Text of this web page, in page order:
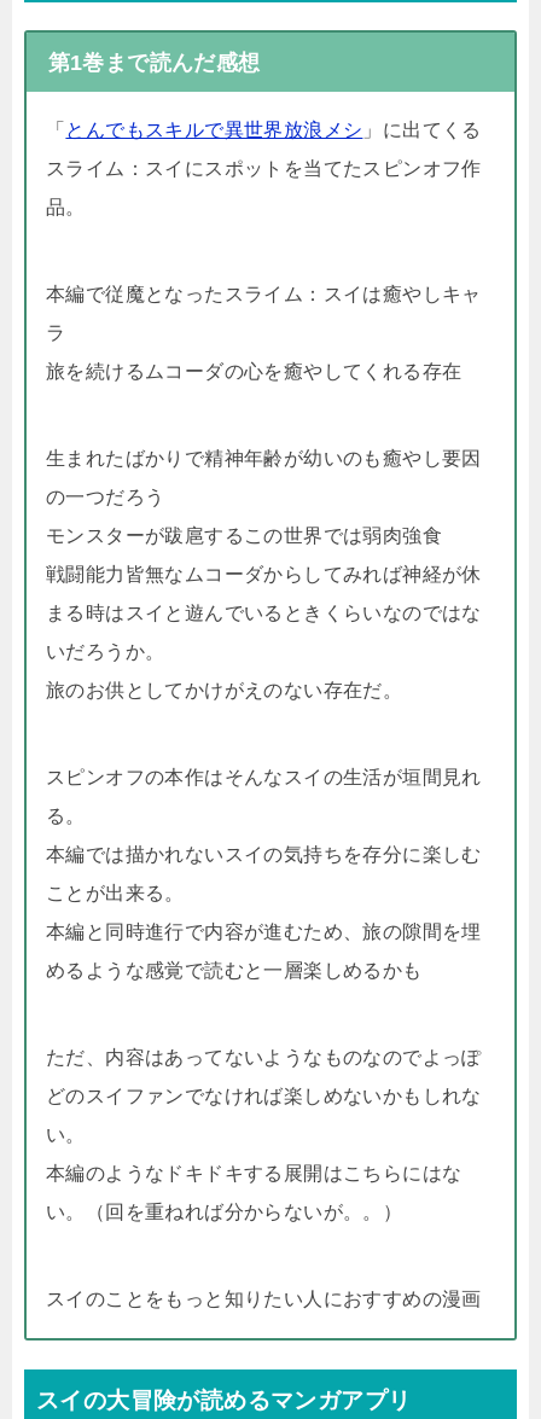
第1巻まで読んだ感想
「 とんでもスキルで異世界放浪メシ 」に出てくる
スライム：スイにスポットを当てたスピンオフ作
品。
本編で従魔となったスライム：スイは癒やしキャ
ラ
旅を続けるムコーダの心を癒やしてくれる存在
生まれたばかりで精神年齢が幼いのも癒やし要因
の一つだろう
モンスターが跋扈するこの世界では弱肉強食
戦闘能力皆無なムコーダからしてみれば神経が休
まる時はスイと遊んでいるときくらいなのではな
いだろうか。
旅のお供としてかけがえのない存在だ。
スピンオフの本作はそんなスイの生活が垣間見れ
る。
本編では描かれないスイの気持ちを存分に楽しむ
ことが出来る。
本編と同時進行で内容が進むため、旅の隙間を埋
めるような感覚で読むと一層楽しめるかも
ただ、内容はあってないようなものなのでよっぽ
どのスイファンでなければ楽しめないかもしれな
い。
本編のようなドキドキする展開はこちらにはな
い。（回を重ねれば分からないが。。）
スイのことをもっと知りたい人におすすめの漫画
スイの大冒険が読めるマンガアプリ